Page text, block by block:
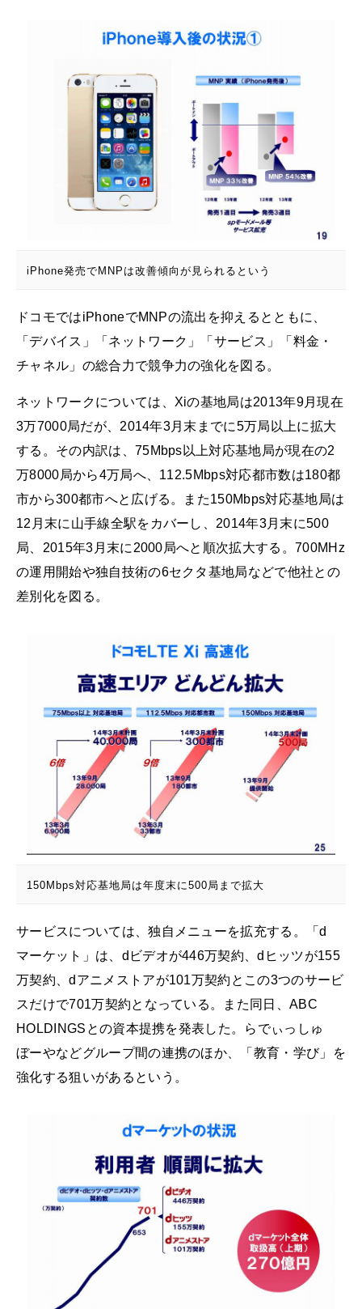
iPhone発売でMNPは改善傾向が見られるという
ドコモではiPhoneでMNPの流出を抑えるとともに、
「デバイス」「ネットワーク」「サービス」「料金・
チャネル」の総合力で競争力の強化を図る。
ネットワークについては、Xiの基地局は2013年9月現在
3万7000局だが、2014年3月末までに5万局以上に拡大
する。その内訳は、75Mbps以上対応基地局が現在の2
万8000局から4万局へ、112.5Mbps対応都市数は180都
市から300都市へと広げる。また150Mbps対応基地局は
12月末に山手線全駅をカバーし、2014年3月末に500
局、2015年3月末に2000局へと順次拡大する。700MHz
の運用開始や独自技術の6セクタ基地局などで他社との
差別化を図る。
150Mbps対応基地局は年度末に500局まで拡大
サービスについては、独自メニューを拡充する。「d
マーケット」は、dビデオが446万契約、dヒッツが155
万契約、dアニメストアが101万契約とこの3つのサービ
スだけで701万契約となっている。また同日、ABC
HOLDINGSとの資本提携を発表した。らでぃっしゅ
ぼーやなどグループ間の連携のほか、「教育・学び」を
強化する狙いがあるという。